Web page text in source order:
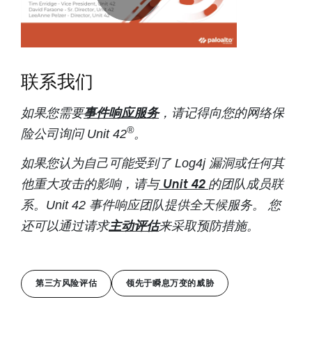
联系我们
如果您需要事件响应服务，请记得向您的网络保
险公司询问 Unit 42®。
如果您认为自己可能受到了 Log4j 漏洞或任何其
他重大攻击的影响，请与Unit 42 的团队成员联
系。Unit 42 事件响应团队提供全天候服务。 您
还可以通过请求主动评估来采取预防措施。
第三方风险评估 领先于瞬息万变的威胁